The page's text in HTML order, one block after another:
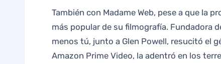
También con Madame Web, pese a que la
más popular de su filmografía. Fundadora
menos tú, junto a Glen Powell, resucitó el
Amazon Prime Video, la adentró en los